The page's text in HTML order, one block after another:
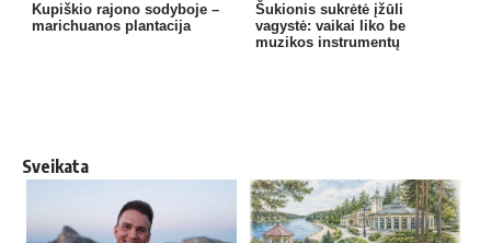
Kupiškio rajono sodyboje –
marichuanos plantacija
Šukionis sukrėtė įžūli
vagystė: vaikai liko be
muzikos instrumentų
Sveikata